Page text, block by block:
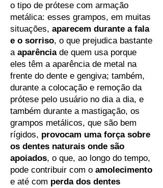
o tipo de prótese com armação
metálica: esses grampos, em muitas
situações, aparecem durante a fala
e o sorriso, o que prejudica bastante
a aparênciade quem usa porque
eles têm a aparência de metal na
frente do dente e gengiva; também,
durante a colocação e remoção da
prótese pelo usuário no dia a dia, e
também durante a mastigação, os
grampos metálicos, que são bem
rígidos, provocam uma força sobre
os dentes naturais onde são
apoiados, o que, ao longo do tempo,
pode contribuir com o amolecimento
e até com perda dos dentes